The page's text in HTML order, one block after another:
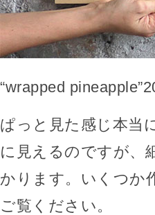
“wrapped
ぱっと見た感じ本当
に見えるのですが、
かります。いくつか
ご覧ください。